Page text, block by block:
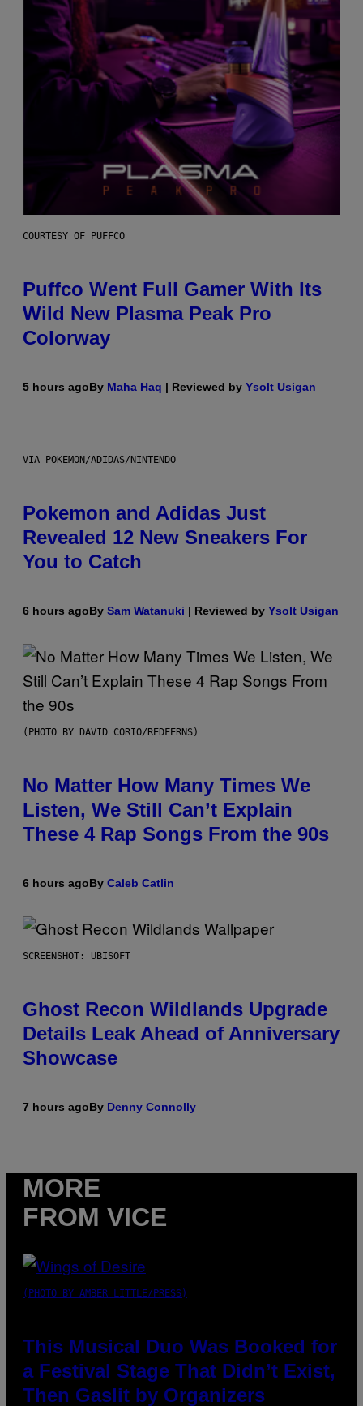
COURTESY OF PUFFCO
Puffco Went Full Gamer With Its
Wild New Plasma Peak Pro
Colorway
5 hours agoBy Maha Haq | Reviewed by Ysolt Usigan
VIA POKEMON/ADIDAS/NINTENDO
Pokemon and Adidas Just
Revealed 12 New Sneakers For
You to Catch
6 hours agoBy Sam Watanuki | Reviewed by Ysolt Usigan
(PHOTO BY DAVID CORIO/REDFERNS)
No Matter How Many Times We
Listen, We Still Can’t Explain
These 4 Rap Songs From the 90s
6 hours agoBy Caleb Catlin
SCREENSHOT: UBISOFT
Ghost Recon Wildlands Upgrade
Details Leak Ahead of Anniversary
Showcase
7 hours agoBy Denny Connolly
MORE
FROM VICE
(PHOTO BY AMBER LITTLE/PRESS)
This Musical Duo Was Booked for
a Festival Stage That Didn’t Exist,
Then Gaslit by Organizers